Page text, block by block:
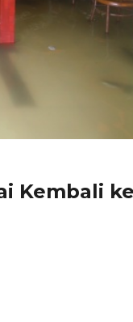
Kembali